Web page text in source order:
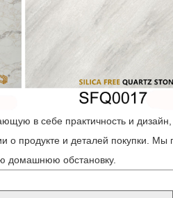
в себе практичность и
о продукте и деталей покупки. Мы
домашнюю обстановку.